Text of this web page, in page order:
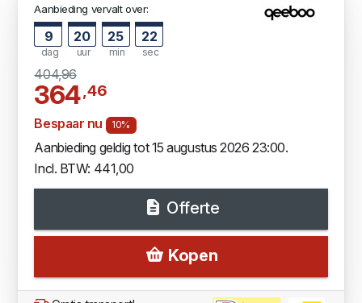
Aanbieding vervalt over:
9
dag
20
uur
25
min
22
sec
404,96
364,46
Bespaar nu 10%
Aanbieding geldig tot 15 augustus 2026 23:00.
Incl. BTW: 441,00
Offerte
Kopen